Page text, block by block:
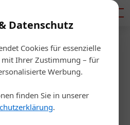
Datenschutz
Cookies für essenzielle
mit Ihrer Zustimmung – für
Werbung.
finden Sie in unserer
.
/Gastro & Hotel
Marketing
06.11.2019, 11:23 Uhr